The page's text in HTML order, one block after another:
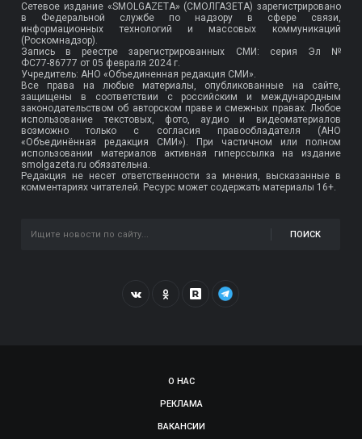
Сетевое издание «SMOLGAZETA» (СМОЛГАЗЕТА) зарегистрировано
в Федеральной службе по надзору в сфере связи,
информационных технологий и массовых коммуникаций
(Роскомнадзор).
Запись в реестре зарегистрированных СМИ: серия Эл №
ФС77-86777 от 05 февраля 2024 г.
Учредитель: АНО «Объединенная редакция СМИ».
Все права на любые материалы, опубликованные на сайте,
защищены в соответствии с российским и международным
законодательством об авторском праве и смежных правах. Любое
использование текстовых, фото, аудио и видеоматериалов
возможно только с согласия правообладателя (АНО
«Объединённая редакция СМИ»). При частичном или полном
использовании материалов активная гиперссылка на издание
smolgazeta.ru обязательна.
Редакция не несет ответственности за мнения, высказанные в
комментариях читателей. Ресурс может содержать материалы 16+.
ПОИСК
О НАС
РЕКЛАМА
ВАКАНСИИ